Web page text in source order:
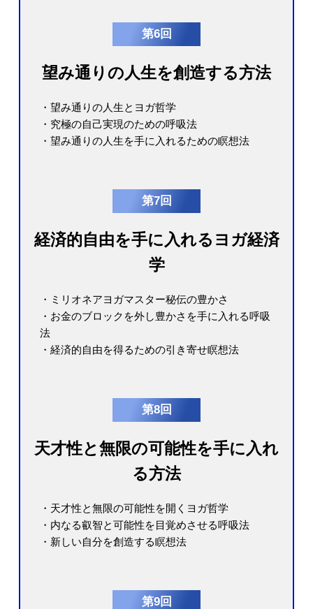
第6回
望み通りの人生を創造する方法
・望み通りの人生とヨガ哲学
・究極の自己実現のための呼吸法
・望み通りの人生を手に入れるための瞑想法
第7回
経済的自由を手に入れるヨガ経済
学
・ミリオネアヨガマスター秘伝の豊かさ
・お金のブロックを外し豊かさを手に入れる呼吸
法
・経済的自由を得るための引き寄せ瞑想法
第8回
天才性と無限の可能性を手に入れ
る方法
・天才性と無限の可能性を開くヨガ哲学
・内なる叡智と可能性を目覚めさせる呼吸法
・新しい自分を創造する瞑想法
第9回